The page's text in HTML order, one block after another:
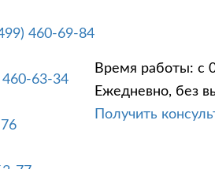
460-69-84
460-63-34
Время работы: с
Ежедневно, без
Получить